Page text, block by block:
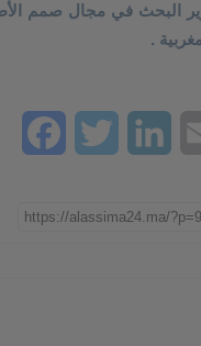
البحث في مجال صمم
.
Email
LinkedIn
Twitter